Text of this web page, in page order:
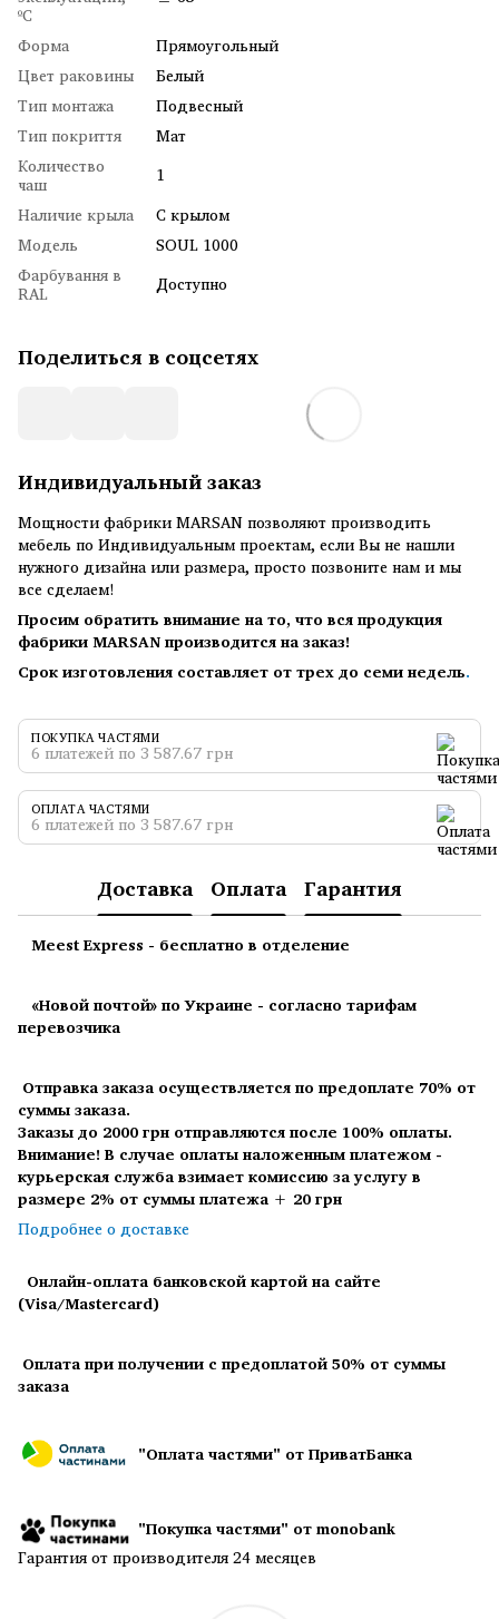
ºC
Форма
Прямоугольный
Цвет раковины
Белый
Тип монтажа
Подвесный
Тип покриття
Мат
Количество
чаш
1
Наличие крыла
С крылом
Модель
SOUL 1000
Фарбування в
RAL Доступно
Поделиться в соцсетях
Индивидуальный заказ
Мощности фабрики MARSAN позволяют производить
мебель по Индивидуальным проектам, если Вы не нашли
нужного дизайна или размера, просто позвоните нам и мы
все сделаем!
Просим обратить внимание на то, что вся продукция
фабрики MARSAN производится на заказ!
Срок изготовления составляет от трех до семи недель.
ПОКУПКА ЧАСТЯМИ
6 платежей по 3 587.67 грн
ОПЛАТА ЧАСТЯМИ
6 платежей по 3 587.67 грн
Доставка Оплата Гарантия
Meest Express - бесплатно в отделение
«Новой почтой» по Украине - согласно тарифам
перевозчика
Отправка заказа осуществляется по предоплате 70% от
суммы заказа.
Заказы до 2000 грн отправляются после 100% оплаты.
Внимание! В случае оплаты наложенным платежом -
курьерская служба взимает комиссию за услугу в
размере 2% от суммы платежа + 20 грн
Подробнее о доставке
Онлайн-оплата банковской картой на сайте
(Visa/Mastercard)
Оплата при получении с предоплатой 50% от суммы
заказа
"Оплата частями" от ПриватБанка
"Покупка частями" от monobank
Гарантия от производителя 24 месяцев